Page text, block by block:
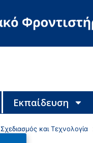
Εκπαίδευση
Σχεδιασμός και Τεχνολογία